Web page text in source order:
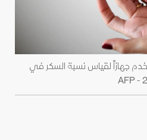
جهازاً لقياس نسبة السكر في